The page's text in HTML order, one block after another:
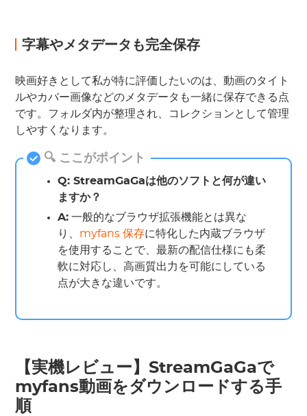
字幕やメタデータも完全保存
映画好きとして私が特に評価したいのは、動画のタイト
ルやカバー画像などのメタデータも一緒に保存できる点
です。フォルダ内が整理され、コレクションとして管理
しやすくなります。
🔍 ここがポイント
Q: StreamGaGaは他のソフトと何が違い
ますか？
A: 一般的なブラウザ拡張機能とは異な
り、 myfans 保存に特化した内蔵ブラウザ
を使用することで、最新の配信仕様にも柔
軟に対応し、高画質出力を可能にしている
点が大きな違いです。
【実機レビュー】StreamGaGaで
myfans動画をダウンロードする手
順